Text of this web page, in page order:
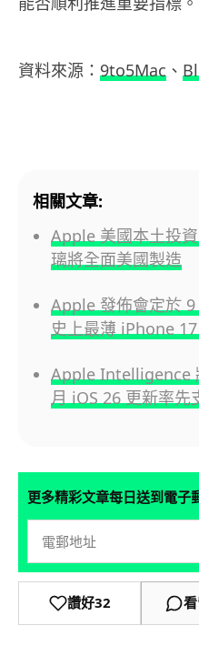
資料來源： 9to5Mac 、
相關文章:
Apple 美國本土投
璃將全面美國製造
Apple 發佈會定於
史上最薄 iPhone
Apple Intelligence
月 iOS 26 更新率先
更多精彩文章每日送到電子
讚好32